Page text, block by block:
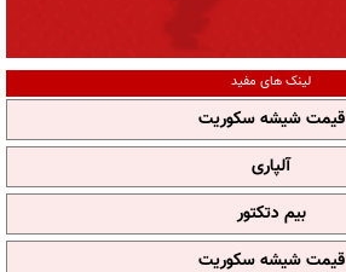
لینک های مفید
قیمت شیشه سکوریت
آلپاری
بیم دتکتور
قیمت شیشه سکوریت